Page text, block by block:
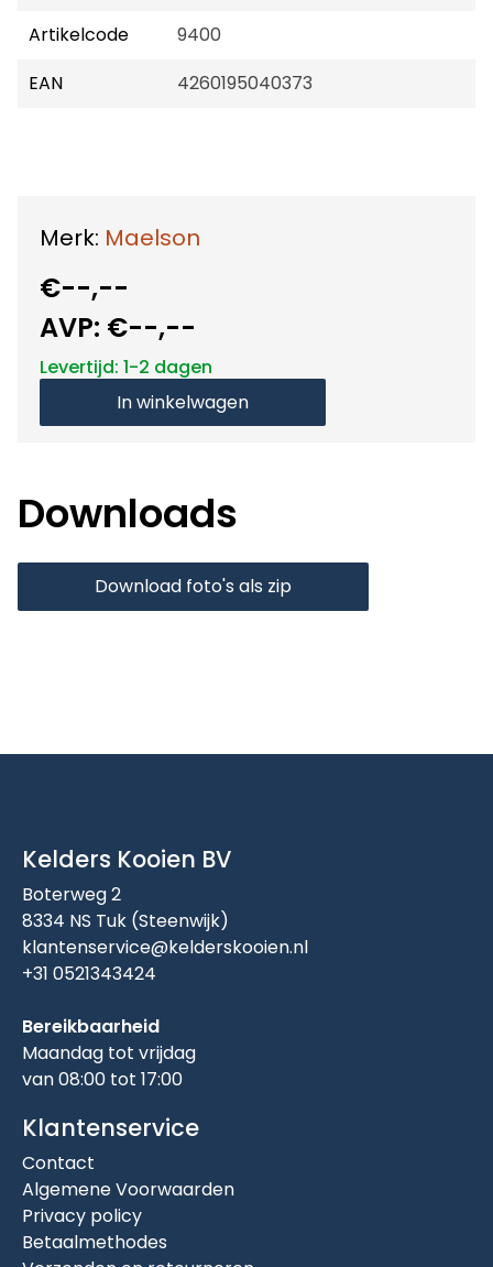
Artikelcode
9400
EAN
4260195040373
Merk: Maelson
€--,--
AVP: €--,--
Levertijd: 1-2 dagen
In winkelwagen
Downloads
Download foto's als zip
Kelders Kooien BV
Boterweg 2
8334 NS Tuk (Steenwijk)
klantenservice@kelderskooien.nl
+31 0521343424
Bereikbaarheid
Maandag tot vrijdag
van 08:00 tot 17:00
Klantenservice
Contact
Algemene Voorwaarden
Privacy policy
Betaalmethodes